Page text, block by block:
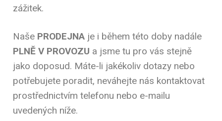
zážitek.
Naše PRODEJNA je i během této doby nadále
PLNĚ V PROVOZU a jsme tu pro vás stejně
jako doposud. Máte-li jakékoliv dotazy nebo
potřebujete poradit, neváhejte nás kontaktovat
prostřednictvím telefonu nebo e-mailu
uvedených níže.